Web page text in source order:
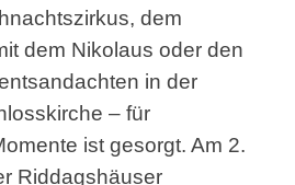
dem
dem Nikolaus oder den
in der
– für
ist gesorgt. Am 2.
Riddagshäuser